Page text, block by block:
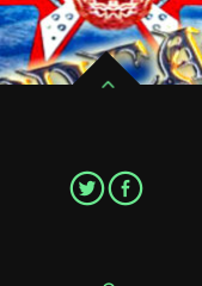
Podcast, abonnez